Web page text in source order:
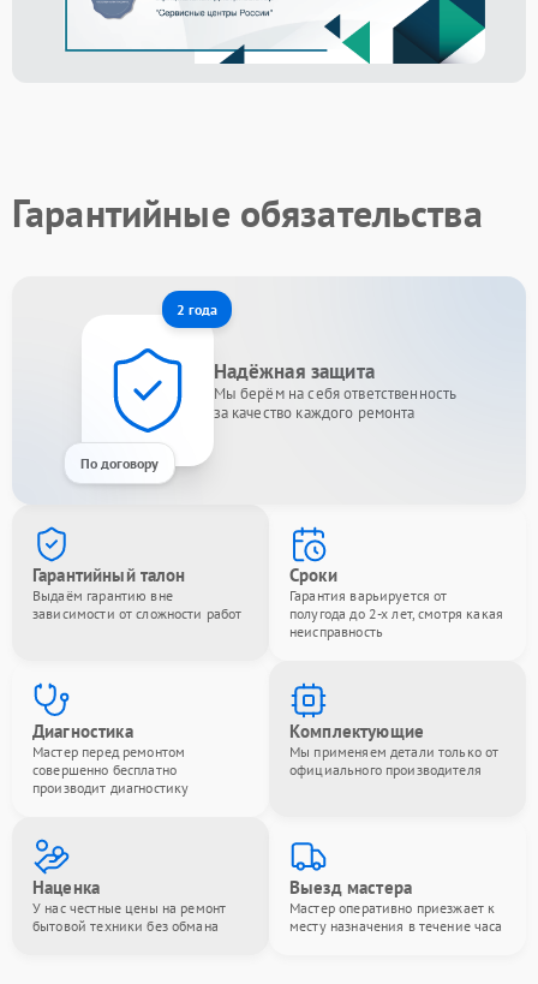
Гарантийные обязательства
2 года
По договору
Надёжная защита
Мы берём на себя ответственность
за качество каждого ремонта
Гарантийный талон
Выдаём гарантию вне
зависимости от сложности работ
Сроки
Гарантия варьируется от
полугода до 2-х лет, смотря какая
неисправность
Диагностика
Мастер перед ремонтом
совершенно бесплатно
производит диагностику
Комплектующие
Мы применяем детали только от
официального производителя
Наценка
У нас честные цены на ремонт
бытовой техники без обмана
Выезд мастера
Мастер оперативно приезжает к
месту назначения в течение часа